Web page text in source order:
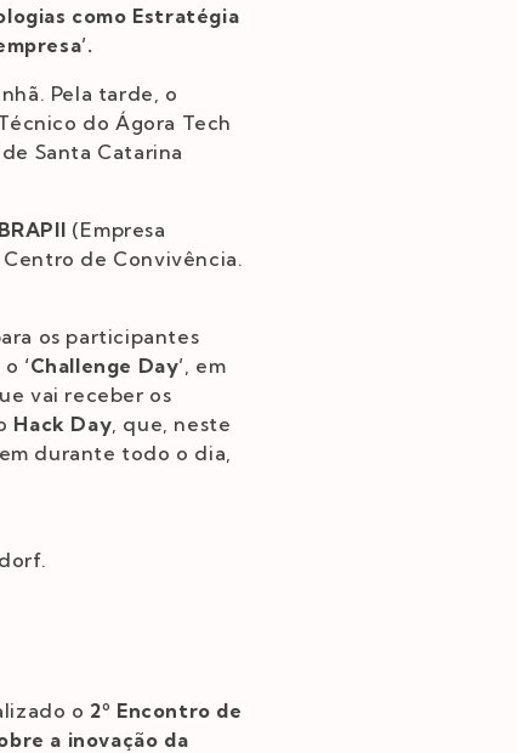
como Estratégia
Pela tarde, o
do Ágora Tech
Santa Catarina
(Empresa
de Convivência.
os participantes
o ‘Challenge Day’ , em
vai receber os
Hack Day , que, neste
durante todo o dia,
o 2º Encontro de
a inovação da